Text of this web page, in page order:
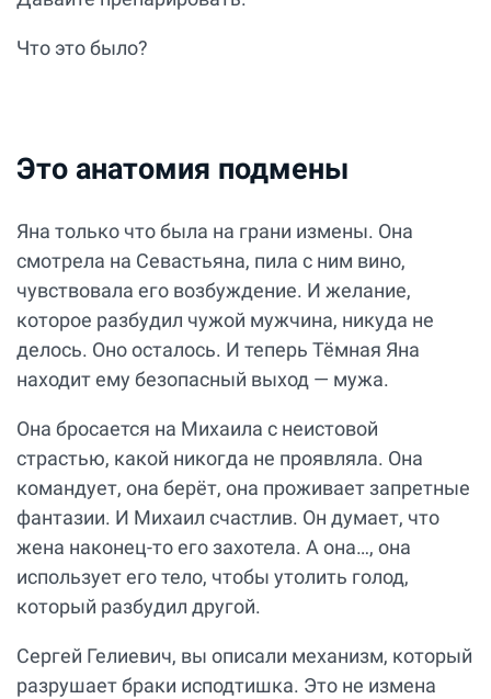
Что это было?
Это анатомия подмены
Яна только что была на грани измены. Она
смотрела на Севастьяна, пила с ним вино,
чувствовала его возбуждение. И желание,
которое разбудил чужой мужчина, никуда не
делось. Оно осталось. И теперь Тёмная Яна
находит ему безопасный выход — мужа.
Она бросается на Михаила с неистовой
страстью, какой никогда не проявляла. Она
командует, она берёт, она проживает запретные
фантазии. И Михаил счастлив. Он думает, что
жена наконец-то его захотела. А она…, она
использует его тело, чтобы утолить голод,
который разбудил другой.
Сергей Гелиевич, вы описали механизм, который
разрушает браки исподтишка. Это не измена